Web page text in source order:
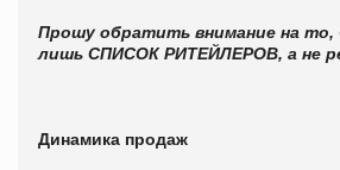
Прошу обратить внимание на то,
лишь СПИСОК РИТЕЙЛЕРОВ, а не
Динамика продаж